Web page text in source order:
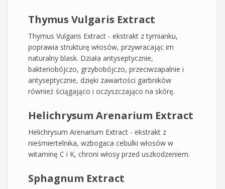
Thymus Vulgaris Extract
Thymus Vulgaris Extract - ekstrakt z tymianku,
poprawia strukturę włosów, przywracając im
naturalny blask. Działa antyseptycznie,
bakteriobójczo, grzybobójczo, przeciwzapalnie i
antyseptycznie, dzięki zawartości garbników
również ściągająco i oczyszczająco na skórę.
Helichrysum Аrenarium Extract
Helichrysum Аrenarium Extract - ekstrakt z
nieśmiertelnika, wzbogaca cebulki włosów w
witaminę C i K, chroni włosy przed uszkodzeniem.
Sphagnum Extract